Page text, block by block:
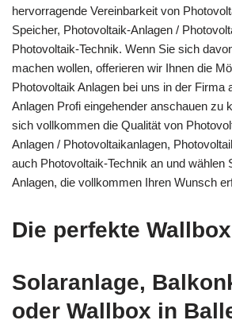
hervorragende Vereinbarkeit von
Speicher, Photovoltaik-Anlagen /
Photovoltaik-Technik. Wenn Sie sich
machen wollen, offerieren wir Ihnen die
Photovoltaik Anlagen bei uns in der Firma
Anlagen Profi eingehender anschauen zu
sich vollkommen die Qualität von
Anlagen / Photovoltaikanlagen,
auch Photovoltaik-Technik an und wählen
Anlagen, die vollkommen Ihren Wunsch
Die perfekte Wallbox
Solaranlage,
oder Wallbox in